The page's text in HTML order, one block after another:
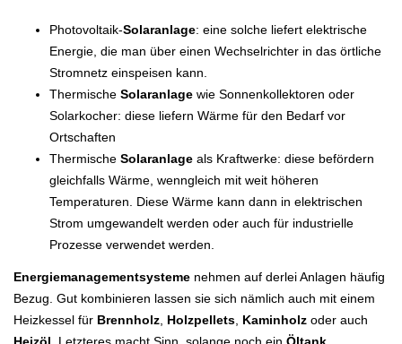
Photovoltaik-Solaranlage: eine solche liefert elektrische
Energie, die man über einen Wechselrichter in das örtliche
Stromnetz einspeisen kann.
Thermische Solaranlage wie Sonnenkollektoren oder
Solarkocher: diese liefern Wärme für den Bedarf vor
Ortschaften
Thermische Solaranlage als Kraftwerke: diese befördern
gleichfalls Wärme, wenngleich mit weit höheren
Temperaturen. Diese Wärme kann dann in elektrischen
Strom umgewandelt werden oder auch für industrielle
Prozesse verwendet werden.
Energiemanagementsysteme nehmen auf derlei Anlagen häufig
Bezug. Gut kombinieren lassen sie sich nämlich auch mit einem
Heizkessel für Brennholz Holzpellets Kaminholz oder auch
Heizöl . Letzteres macht Sinn, solange noch ein Öltank